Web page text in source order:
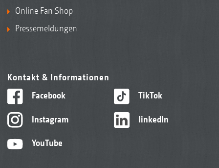
Online Fan Shop
Pressemeldungen
Kontakt & Informationen
Facebook
Instagram
YouTube
TikTok
linkedIn